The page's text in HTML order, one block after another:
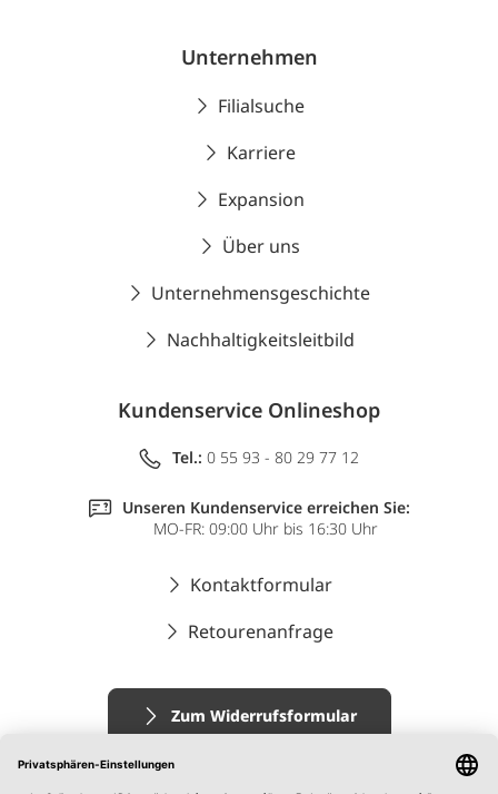
Unternehmen
Filialsuche
Karriere
Expansion
Über uns
Unternehmensgeschichte
Nachhaltigkeitsleitbild
Kundenservice Onlineshop
Tel.: 0 55 93 - 80 29 77 12
Unseren Kundenservice erreichen Sie:
MO-FR: 09:00 Uhr bis 16:30 Uhr
Kontaktformular
Retourenanfrage
Zum Widerrufsformular